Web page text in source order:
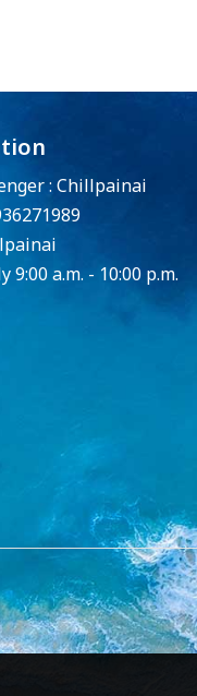
: Chillpainai
a.m. - 10:00 p.m.